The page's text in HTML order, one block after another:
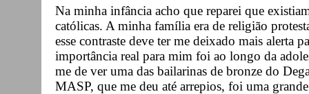
Na minha infância acho que reparei que
católicas. A minha família era de religião
esse contraste deve ter me deixado mais alerta
importância real para mim foi ao longo da
me de ver uma das bailarinas de bronze do
MASP, que me deu até arrepios, foi uma